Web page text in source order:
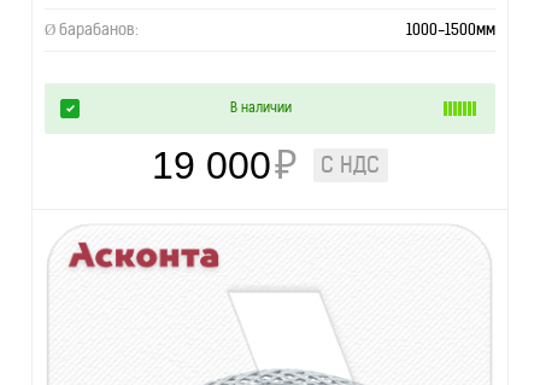
Ø барабанов: 1000-1500мм
В наличии
19 000₽ С НДС